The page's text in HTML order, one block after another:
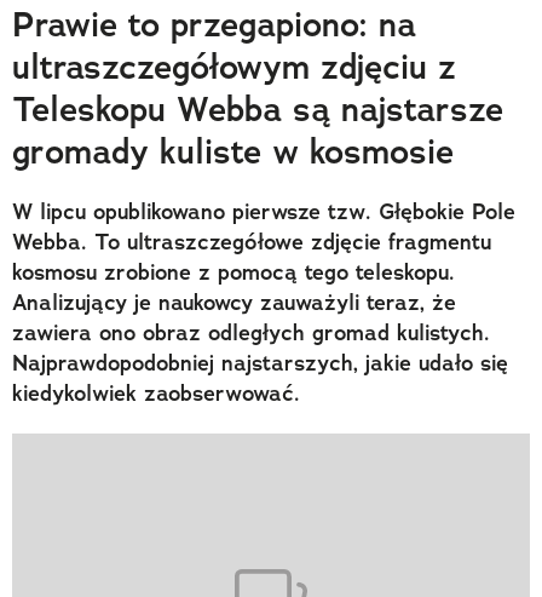
Trendbook Podróżniczy
Polecane
Prawie to przegapiono: na
ultraszczegółowym zdjęciu z
Teleskopu Webba są najstarsze
gromady kuliste w kosmosie
W lipcu opublikowano pierwsze tzw. Głębokie Pole
Webba. To ultraszczegółowe zdjęcie fragmentu
kosmosu zrobione z pomocą tego teleskopu.
Analizujący je naukowcy zauważyli teraz, że
zawiera ono obraz odległych gromad kulistych.
Najprawdopodobniej najstarszych, jakie udało się
kiedykolwiek zaobserwować.